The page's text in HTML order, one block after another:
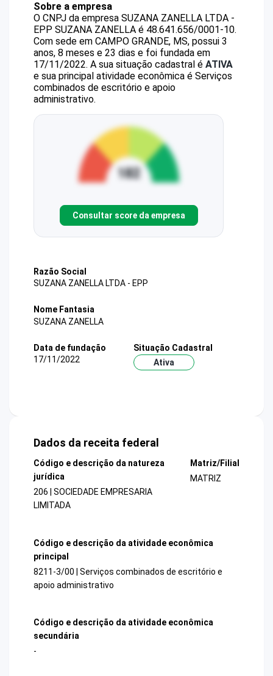
Sobre a empresa
O CNPJ da empresa SUZANA ZANELLA LTDA -
EPP SUZANA ZANELLA é 48.641.656/0001-10.
Com sede em CAMPO GRANDE, MS, possui 3
anos, 8 meses e 23 dias e foi fundada em
17/11/2022. A sua situação cadastral é ATIVA
e sua principal atividade econômica é Serviços
combinados de escritório e apoio
administrativo.
Consultar score da empresa
Razão Social
SUZANA ZANELLA LTDA - EPP
Nome Fantasia
SUZANA ZANELLA
Data de fundação
17/11/2022
Situação Cadastral
Ativa
Dados da receita federal
Código e descrição da natureza
jurídica
206 | SOCIEDADE EMPRESARIA
LIMITADA
Matriz/Filial
MATRIZ
Código e descrição da atividade econômica
principal
8211-3/00 | Serviços combinados de escritório e
apoio administrativo
Código e descrição da atividade econômica
secundária
-